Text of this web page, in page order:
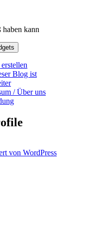
haben kann
Blog ist
/ Über uns
von WordPress